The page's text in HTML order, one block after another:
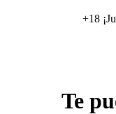
+18
Te